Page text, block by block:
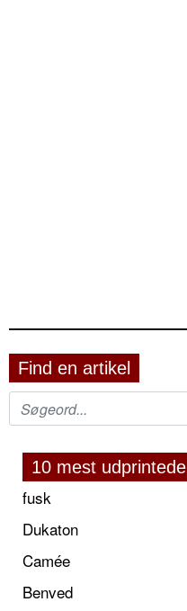
Find en artikel
10 mest udprintede
fusk
Dukaton
Camée
Benved